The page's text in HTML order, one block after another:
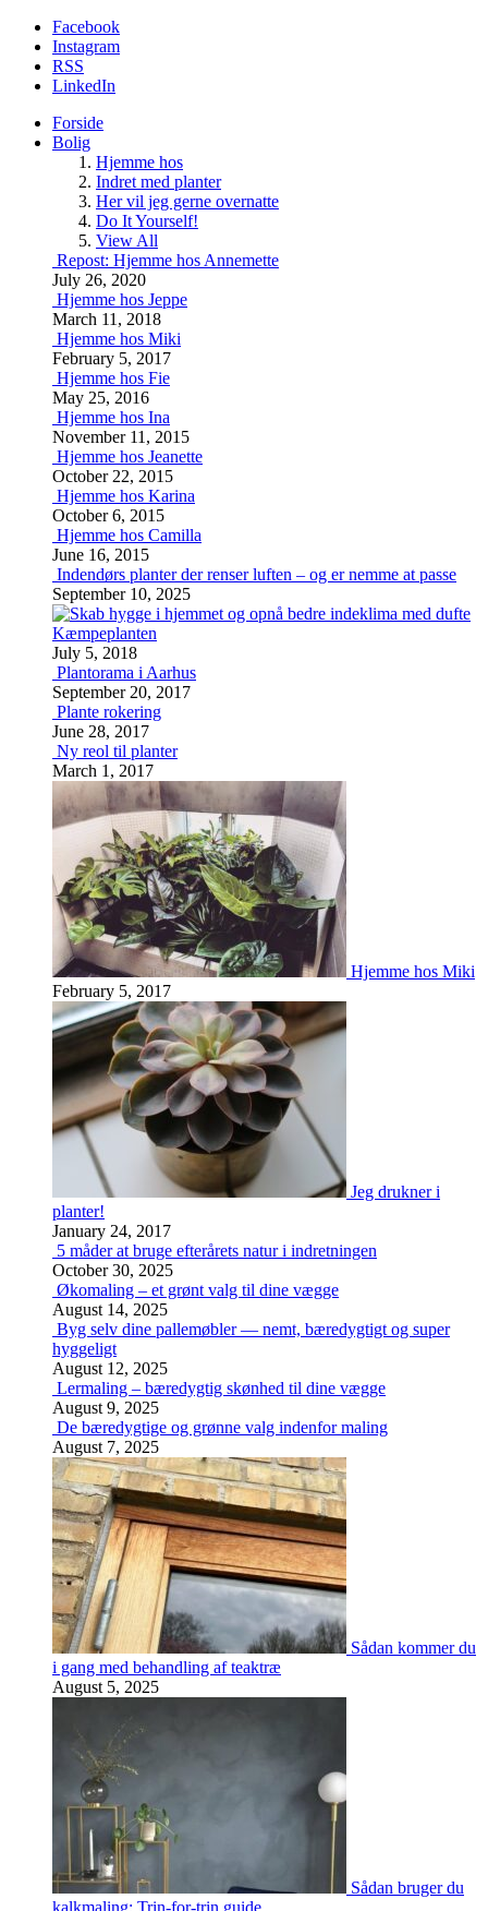
Facebook
Instagram
RSS
LinkedIn
Forside
Bolig
Hjemme hos
Indret med planter
Her vil jeg gerne overnatte
Do It Yourself!
View All
Repost: Hjemme hos Annemette
July 26, 2020
Hjemme hos Jeppe
March 11, 2018
Hjemme hos Miki
February 5, 2017
Hjemme hos Fie
May 25, 2016
Hjemme hos Ina
November 11, 2015
Hjemme hos Jeanette
October 22, 2015
Hjemme hos Karina
October 6, 2015
Hjemme hos Camilla
June 16, 2015
Indendørs planter der renser luften – og er nemme at passe
September 10, 2025
Kæmpeplanten
July 5, 2018
Plantorama i Aarhus
September 20, 2017
Plante rokering
June 28, 2017
Ny reol til planter
March 1, 2017
Hjemme hos Miki
February 5, 2017
Jeg drukner i
planter!
January 24, 2017
5 måder at bruge efterårets natur i indretningen
October 30, 2025
Økomaling – et grønt valg til dine vægge
August 14, 2025
Byg selv dine pallemøbler — nemt, bæredygtigt og super
hyggeligt
August 12, 2025
Lermaling – bæredygtig skønhed til dine vægge
August 9, 2025
De bæredygtige og grønne valg indenfor maling
August 7, 2025
Sådan kommer du
i gang med behandling af teaktræ
August 5, 2025
Sådan bruger du
kalkmaling: Trin-for-trin guide